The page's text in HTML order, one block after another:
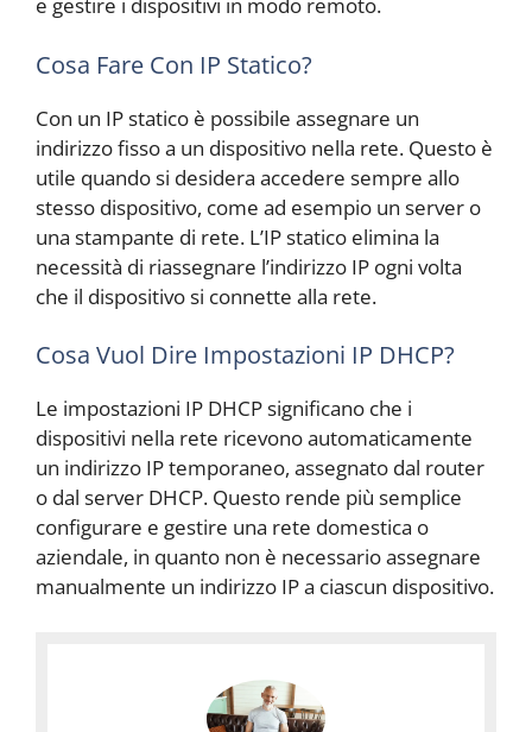
Cosa Fare Con IP Statico?
Con un IP statico è possibile assegnare un
indirizzo fisso a un dispositivo nella rete. Questo è
utile quando si desidera accedere sempre allo
stesso dispositivo, come ad esempio un server o
una stampante di rete. L’IP statico elimina la
necessità di riassegnare l’indirizzo IP ogni volta
che il dispositivo si connette alla rete.
Cosa Vuol Dire Impostazioni IP DHCP?
Le impostazioni IP DHCP significano che i
dispositivi nella rete ricevono automaticamente
un indirizzo IP temporaneo, assegnato dal router
o dal server DHCP. Questo rende più semplice
configurare e gestire una rete domestica o
aziendale, in quanto non è necessario assegnare
manualmente un indirizzo IP a ciascun dispositivo.